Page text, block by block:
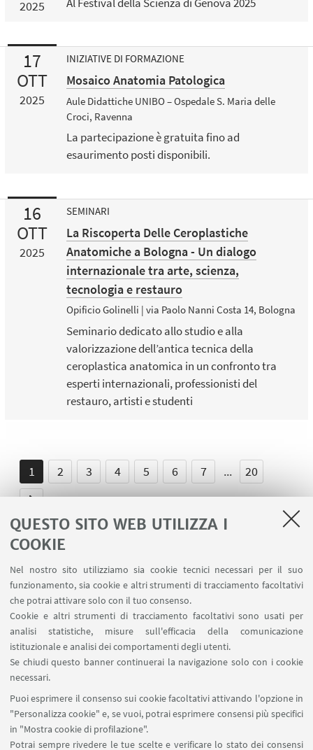
QUESTO SITO WEB UTILIZZA I
COOKIE
Nel nostro sito utilizziamo sia cookie tecnici necessari per il suo
funzionamento, sia cookie e altri strumenti di tracciamento facoltativi
che potrai attivare solo con il tuo consenso.
Cookie e altri strumenti di tracciamento facoltativi sono usati per
analisi statistiche, misure sull'efficacia della comunicazione
istituzionale e analisi dei comportamenti degli utenti.
Se chiudi questo banner continuerai la navigazione solo con i cookie
necessari.
Puoi esprimere il consenso sui cookie facoltativi attivando l'opzione in
"Personalizza cookie" e, se vuoi, potrai esprimere consensi più specifici
in "Mostra cookie di profilazione".
Potrai sempre rivedere le tue scelte e verificare lo stato dei consensi
2025
17
OTT
2025
INIZIATIVE DI FORMAZIONE
Mosaico Anatomia Patologica
Aule Didattiche UNIBO – Ospedale S. Maria delle
Croci, Ravenna
La partecipazione è gratuita fino ad
esaurimento posti disponibili.
16
OTT
2025
SEMINARI
La Riscoperta Delle Ceroplastiche
Anatomiche a Bologna - Un dialogo
internazionale tra arte, scienza,
tecnologia e restauro
Opificio Golinelli | via Paolo Nanni Costa 14, Bologna
Seminario dedicato allo studio e alla
valorizzazione dell’antica tecnica della
ceroplastica anatomica in un confronto tra
esperti internazionali, professionisti del
restauro, artisti e studenti
1 2 3 4 5 6 7 ... 20
LINK UTILI
Ministero dell'Istruzione dell'Università e della Ricerca
Area riservata
Contatti
Carta dei servizi
SEGUI UNIBO SU: